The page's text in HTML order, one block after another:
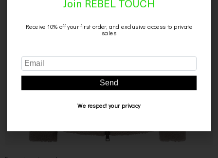
Join REBEL TOUCH
Receive 10% off your first order, and exclusive access to private
sales
Send
We respect your privacy